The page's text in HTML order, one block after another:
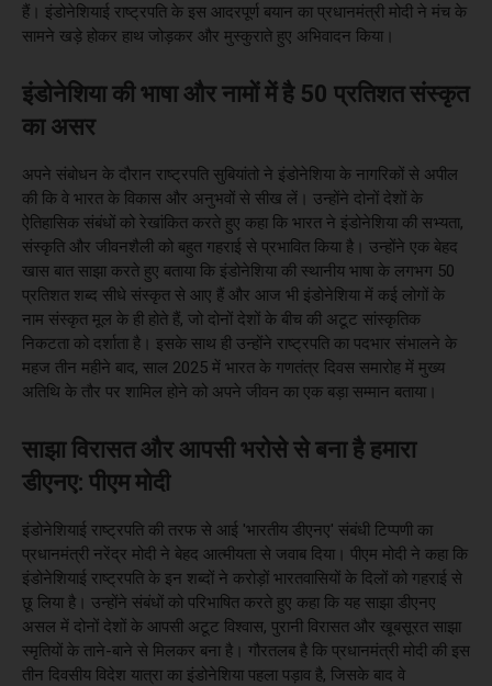
हैं। इंडोनेशियाई राष्ट्रपति के इस आदरपूर्ण बयान का प्रधानमंत्री मोदी ने मंच के
सामने खड़े होकर हाथ जोड़कर और मुस्कुराते हुए अभिवादन किया।
इंडोनेशिया की भाषा और नामों में है 50 प्रतिशत संस्कृत
का असर
अपने संबोधन के दौरान राष्ट्रपति सुबियांतो ने इंडोनेशिया के नागरिकों से अपील
की कि वे भारत के विकास और अनुभवों से सीख लें। उन्होंने दोनों देशों के
ऐतिहासिक संबंधों को रेखांकित करते हुए कहा कि भारत ने इंडोनेशिया की सभ्यता,
संस्कृति और जीवनशैली को बहुत गहराई से प्रभावित किया है। उन्होंने एक बेहद
खास बात साझा करते हुए बताया कि इंडोनेशिया की स्थानीय भाषा के लगभग 50
प्रतिशत शब्द सीधे संस्कृत से आए हैं और आज भी इंडोनेशिया में कई लोगों के
नाम संस्कृत मूल के ही होते हैं, जो दोनों देशों के बीच की अटूट सांस्कृतिक
निकटता को दर्शाता है। इसके साथ ही उन्होंने राष्ट्रपति का पदभार संभालने के
महज तीन महीने बाद, साल 2025 में भारत के गणतंत्र दिवस समारोह में मुख्य
अतिथि के तौर पर शामिल होने को अपने जीवन का एक बड़ा सम्मान बताया।
साझा विरासत और आपसी भरोसे से बना है हमारा
डीएनए: पीएम मोदी
इंडोनेशियाई राष्ट्रपति की तरफ से आई 'भारतीय डीएनए' संबंधी टिप्पणी का
प्रधानमंत्री नरेंद्र मोदी ने बेहद आत्मीयता से जवाब दिया। पीएम मोदी ने कहा कि
इंडोनेशियाई राष्ट्रपति के इन शब्दों ने करोड़ों भारतवासियों के दिलों को गहराई से
छू लिया है। उन्होंने संबंधों को परिभाषित करते हुए कहा कि यह साझा डीएनए
असल में दोनों देशों के आपसी अटूट विश्वास, पुरानी विरासत और खूबसूरत साझा
स्मृतियों के ताने-बाने से मिलकर बना है। गौरतलब है कि प्रधानमंत्री मोदी की इस
तीन दिवसीय विदेश यात्रा का इंडोनेशिया पहला पड़ाव है, जिसके बाद वे